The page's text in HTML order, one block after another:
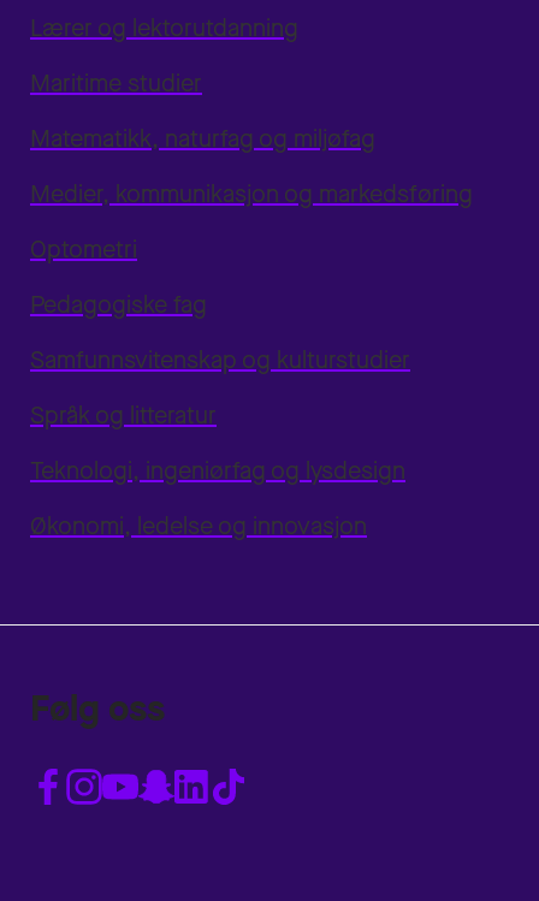
Lærer og lektorutdanning
Maritime studier
Matematikk, naturfag og miljøfag
Medier, kommunikasjon og markedsføring
Optometri
Pedagogiske fag
Samfunnsvitenskap og kulturstudier
Språk og litteratur
Teknologi, ingeniørfag og lysdesign
Økonomi, ledelse og innovasjon
Følg oss